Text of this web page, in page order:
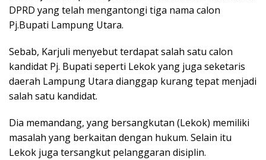
DPRD yang telah mengantongi tiga nama calon
Pj.Bupati Lampung Utara.
Sebab, Karjuli menyebut terdapat salah satu calon
kandidat Pj. Bupati seperti Lekok yang juga seketaris
daerah Lampung Utara dianggap kurang tepat menjadi
salah satu kandidat.
Dia memandang, yang bersangkutan (Lekok) memiliki
masalah yang berkaitan dengan hukum. Selain itu
Lekok juga tersangkut pelanggaran disiplin.